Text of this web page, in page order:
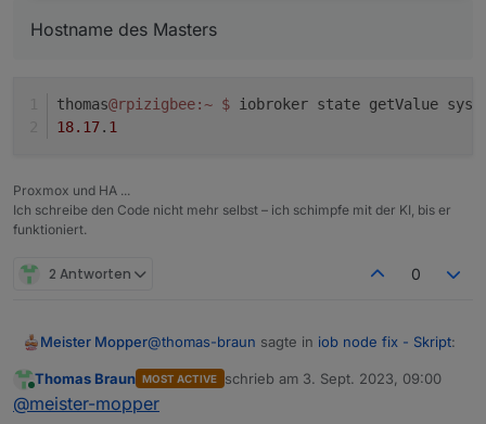
Objects type:
jsonl
States  type:
redis
Core adapters
versions
js-controller:
javascript:
Adapter
State
+
system.adapter.admin.0                  :
+ system.adapter.backitup.0               :
Hostname des Masters
thomas@rpizigbee:~ $
iobroker state getValue
18.17. 1
Proxmox und HA ...
Ich schreibe den Code nicht mehr selbst – ich schimpfe mit der KI, bis er
funktioniert.
2 Antworten 0
Meister Mopper@thomas-braun sagte in iob node fix - Skript:
Online
Thomas Braun MOST ACTIVE schrieb am 3. Sept. 2023, 09:00
zuletzt editiert von
@meister-mopper